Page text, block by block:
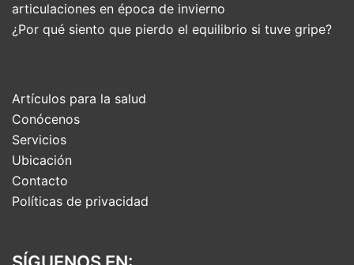
articulaciones en época de invierno
¿Por qué siento que pierdo el equilibrio si tuve gripe?
Artículos para la salud
Conócenos
Servicios
Ubicación
Contacto
Políticas de privacidad